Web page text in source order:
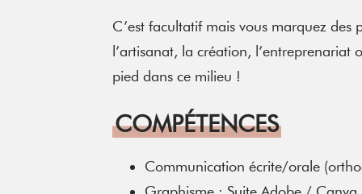
C’est facultatif mais vous marquez des
l’artisanat, la création, l’entreprenariat
pied dans ce milieu !
COMPÉTENCES
Communication écrite/orale